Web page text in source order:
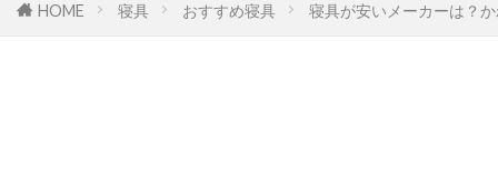
HOME 寝具 おすすめ寝具 寝具が安いメーカーは？